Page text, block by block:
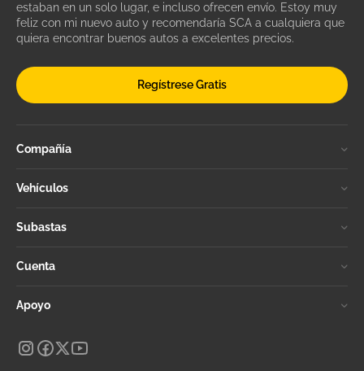
estaban en un solo lugar, e incluso ofrecen envío. Estoy muy
feliz con mi nuevo auto y recomendaría SCA a cualquiera que
quiera encontrar buenos autos a excelentes precios.
Regístrese Gratis
Compañía
Vehículos
Subastas
Cuenta
Apoyo